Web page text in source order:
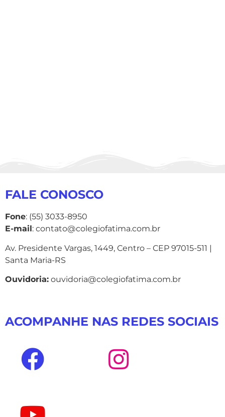
FALE CONOSCO
Fone: (55) 3033-8950
E-mail: contato@colegiofatima.com.br
Av. Presidente Vargas, 1449, Centro – CEP 97015-511 |
Santa Maria-RS
Ouvidoria: ouvidoria@colegiofatima.com.br
ACOMPANHE NAS REDES SOCIAIS